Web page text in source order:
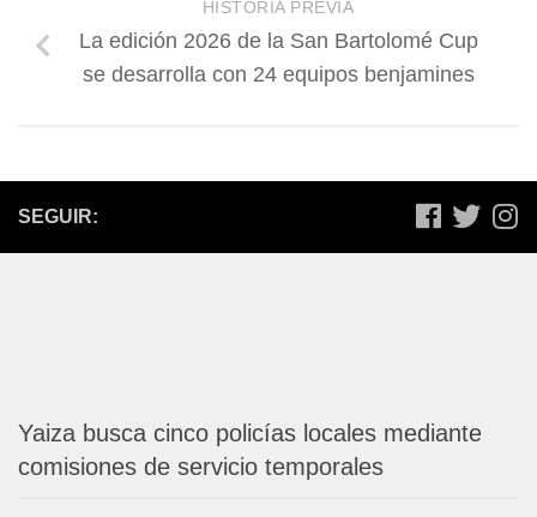
HISTORIA PREVIA
La edición 2026 de la San Bartolomé Cup
se desarrolla con 24 equipos benjamines
SEGUIR:
Yaiza busca cinco policías locales mediante
comisiones de servicio temporales